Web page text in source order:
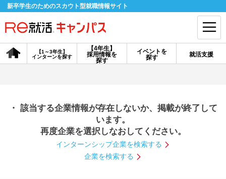
新卒学生のためのスカウト型就職情報サイト
【4年生】
採用情報を
探す
【1～3年生】
インターンを探す
イベントを
探す
就活支援
会員登録 ログイン
探す
【4年生】
説明会を探す
インターンを探す
・ 該当する企業情報が存在しないか、掲載が終了して
います。
再度企業を選択しなおしてください。
インターンシップ企業を検索する
企業を検索する